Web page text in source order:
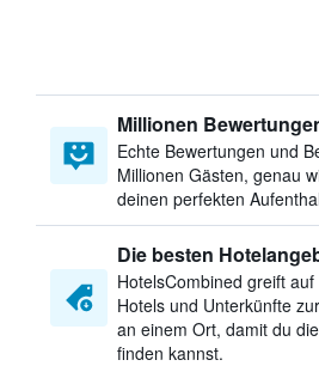
Millionen
Echte Bewertungen und
Millionen Gästen, genau
deinen perfekten
Die besten
HotelsCombined greift
Hotels und Unterkünfte
an einem Ort, damit du
finden kannst.